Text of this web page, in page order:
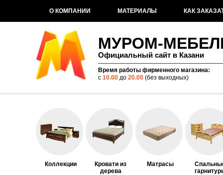
О КОМПАНИИ МАТЕРИАЛЫ КАК
МУРОМ-
Официальный сайт в Казани
Время работы фирменного магазина:
с 10.00 до 20.00 (без выходных)
Коллекции
Кровати из
дерева
Матрасы